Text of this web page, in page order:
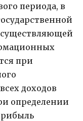
периода, в
при
доходов
определении